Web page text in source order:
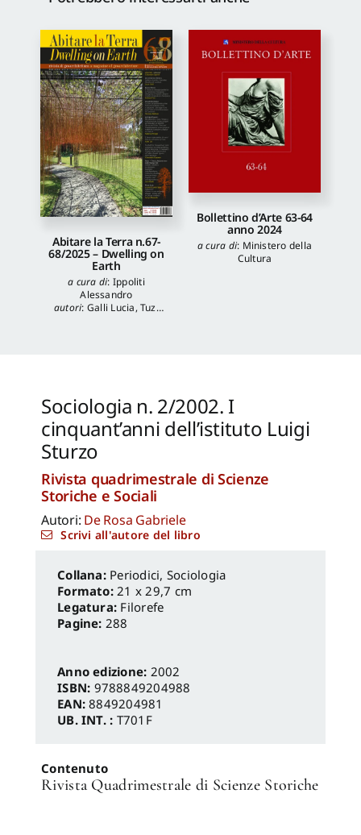
Abitare la Terra n.67-
68/2025 – Dwelling on
Earth
a cura di: Ippoliti
Alessandro
autori: Galli Lucia,Tuzi
Bollettino d’Arte 63-64
anno 2024
a cura di: Ministero della
Cultura
Sociologia n. 2/2002. I
cinquant’anni dell’istituto Luigi
Sturzo
Rivista quadrimestrale di Scienze
Storiche e Sociali
Autori: De Rosa Gabriele
Scrivi all'autore del libro
Periodici, Sociologia
Formato:21 x 29,7 cm
Legatura: Filorefe
Pagine: 288
Anno edizione: 2002
ISBN: 9788849204988
EAN:8849204981
UB. INT. : T701F
Contenuto
Rivista Quadrimestrale di Scienze Storiche